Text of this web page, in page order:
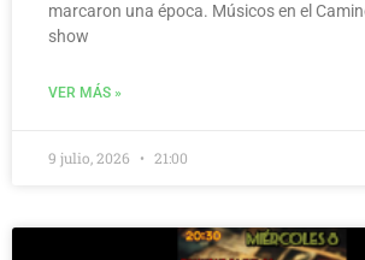
marcaron una época. Músicos en el
show
VER MÁS »
9 julio, 2026 21:00